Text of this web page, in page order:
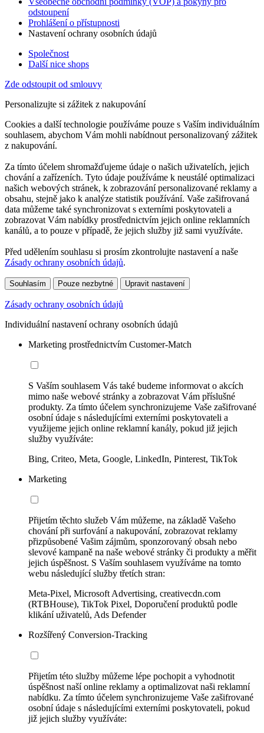
odstoupení
Prohlášení o přístupnosti
Nastavení ochrany osobních údajů
Společnost
Další nice shops
Zde odstoupit od smlouvy
Personalizujte si zážitek z nakupování
Cookies a další technologie používáme pouze s Vaším individuálním
souhlasem, abychom Vám mohli nabídnout personalizovaný zážitek
z nakupování.
Za tímto účelem shromažďujeme údaje o našich uživatelích, jejich
chování a zařízeních. Tyto údaje používáme k neustálé optimalizaci
našich webových stránek, k zobrazování personalizované reklamy a
obsahu, stejně jako k analýze statistik používání. Vaše zašifrovaná
data můžeme také synchronizovat s externími poskytovateli a
zobrazovat Vám nabídky prostřednictvím jejich online reklamních
kanálů, a to pouze v případě, že jejich služby již sami využíváte.
Před udělením souhlasu si prosím zkontrolujte nastavení a naše
Zásady ochrany osobních údajů.
Souhlasím Pouze nezbytné Upravit nastavení
Zásady ochrany osobních údajů
Individuální nastavení ochrany osobních údajů
Marketing prostřednictvím Customer-Match
S Vaším souhlasem Vás také budeme informovat o akcích
mimo naše webové stránky a zobrazovat Vám příslušné
produkty. Za tímto účelem synchronizujeme Vaše zašifrované
osobní údaje s následujícími externími poskytovateli a
využijeme jejich online reklamní kanály, pokud již jejich
služby využíváte:
Bing, Criteo, Meta, Google, LinkedIn, Pinterest, TikTok
Marketing
Přijetím těchto služeb Vám můžeme, na základě Vašeho
chování při surfování a nakupování, zobrazovat reklamy
přizpůsobené Vašim zájmům, sponzorovaný obsah nebo
slevové kampaně na naše webové stránky či produkty a měřit
jejich úspěšnost. S Vaším souhlasem využíváme na tomto
webu následující služby třetích stran:
Meta-Pixel, Microsoft Advertising, creativecdn.com
(RTBHouse), TikTok Pixel, Doporučení produktů podle
klikání uživatelů, Ads Defender
Rozšířený Conversion-Tracking
Přijetím této služby můžeme lépe pochopit a vyhodnotit
úspěšnost naší online reklamy a optimalizovat naši reklamní
nabídku. Za tímto účelem synchronizujeme Vaše zašifrované
osobní údaje s následujícími externími poskytovateli, pokud
již jejich služby využíváte: